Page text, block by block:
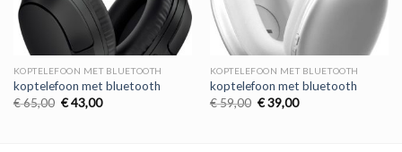
KOPTELEFOON MET BLUETOOTH
koptelefoon met bluetooth
€65,00 Oorspronkelijke
€43,00Huidige
KOPTELEFOON MET BLUETOOTH
koptelefoon met bluetooth
€59,00 Oorspronkelijke
€39,00Huidige